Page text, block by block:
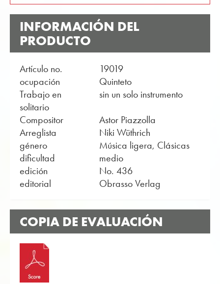
INFORMACIÓN DEL
PRODUCTO
Artículo no.
19019
ocupación
Quinteto
Trabajo en
solitario
sin un solo instrumento
Compositor
Astor Piazzolla
Arreglista
Niki Wüthrich
género
Música ligera, Clásicas
dificultad
medio
edición
No. 436
editorial
Obrasso Verlag
COPIA DE EVALUACIÓN